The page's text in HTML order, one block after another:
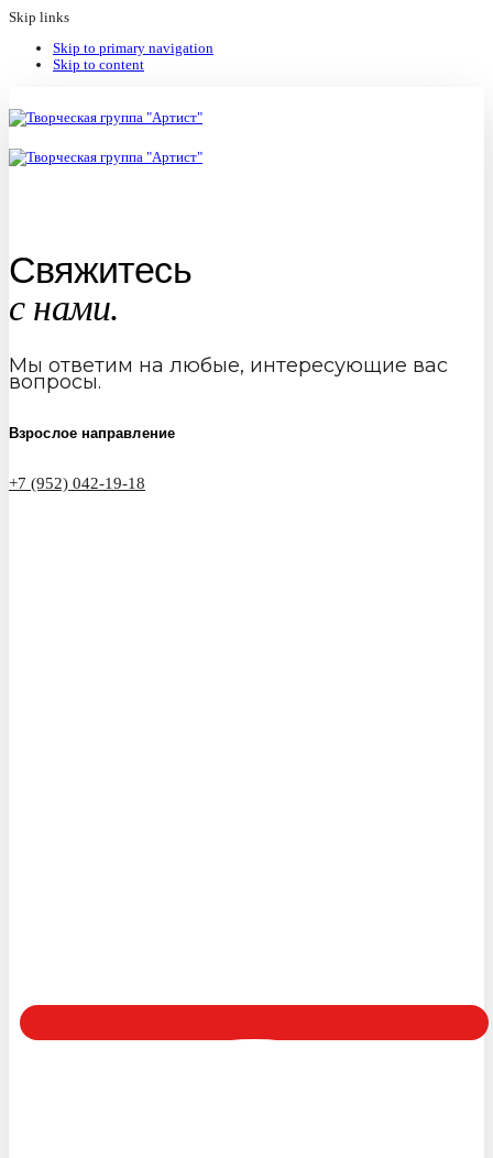
Skip links
Skip to primary navigation
Skip to content
Свяжитесь
с нами.
Мы ответим на любые, интересующие вас
вопросы.
Взрослое направление
+7 (952) 042-19-18